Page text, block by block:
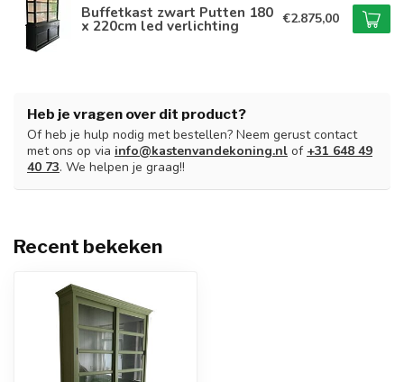
Buffetkast zwart Putten 180
x 220cm led verlichting €2.875,00
Heb je vragen over dit product?
Of heb je hulp nodig met bestellen? Neem gerust contact
met ons op via info@kastenvandekoning.nl of +31 648 49
40 73. We helpen je graag!!
Recent bekeken